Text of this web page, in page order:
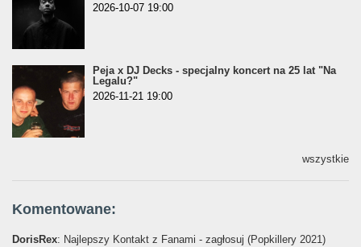
2026-10-07 19:00
Peja x DJ Decks - specjalny koncert na 25 lat "Na
Legalu?"
2026-11-21 19:00
wszystkie
Komentowane:
DorisRex: Najlepszy Kontakt z Fanami - zagłosuj (Popkillery 2021)